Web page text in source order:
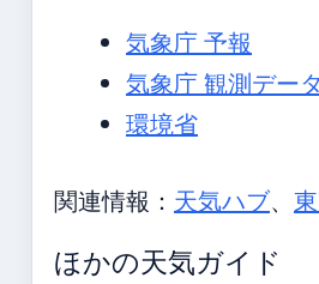
気象庁 予報
気象庁 観測データ
環境省
関連情報： 天気ハブ、
ほかの天気ガイド